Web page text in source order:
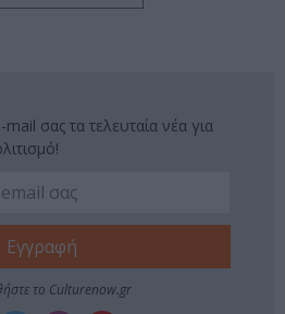
σας τα τελευταία νέα για
το Culturenow.gr